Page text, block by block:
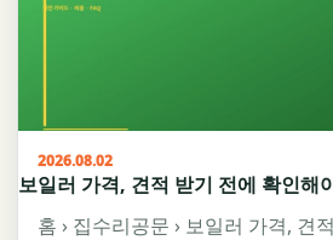
2026.08.02
보일러 가격, 견적 받기 전에 확인해
홈 › 집수리공문 › 보일러 가격, 견